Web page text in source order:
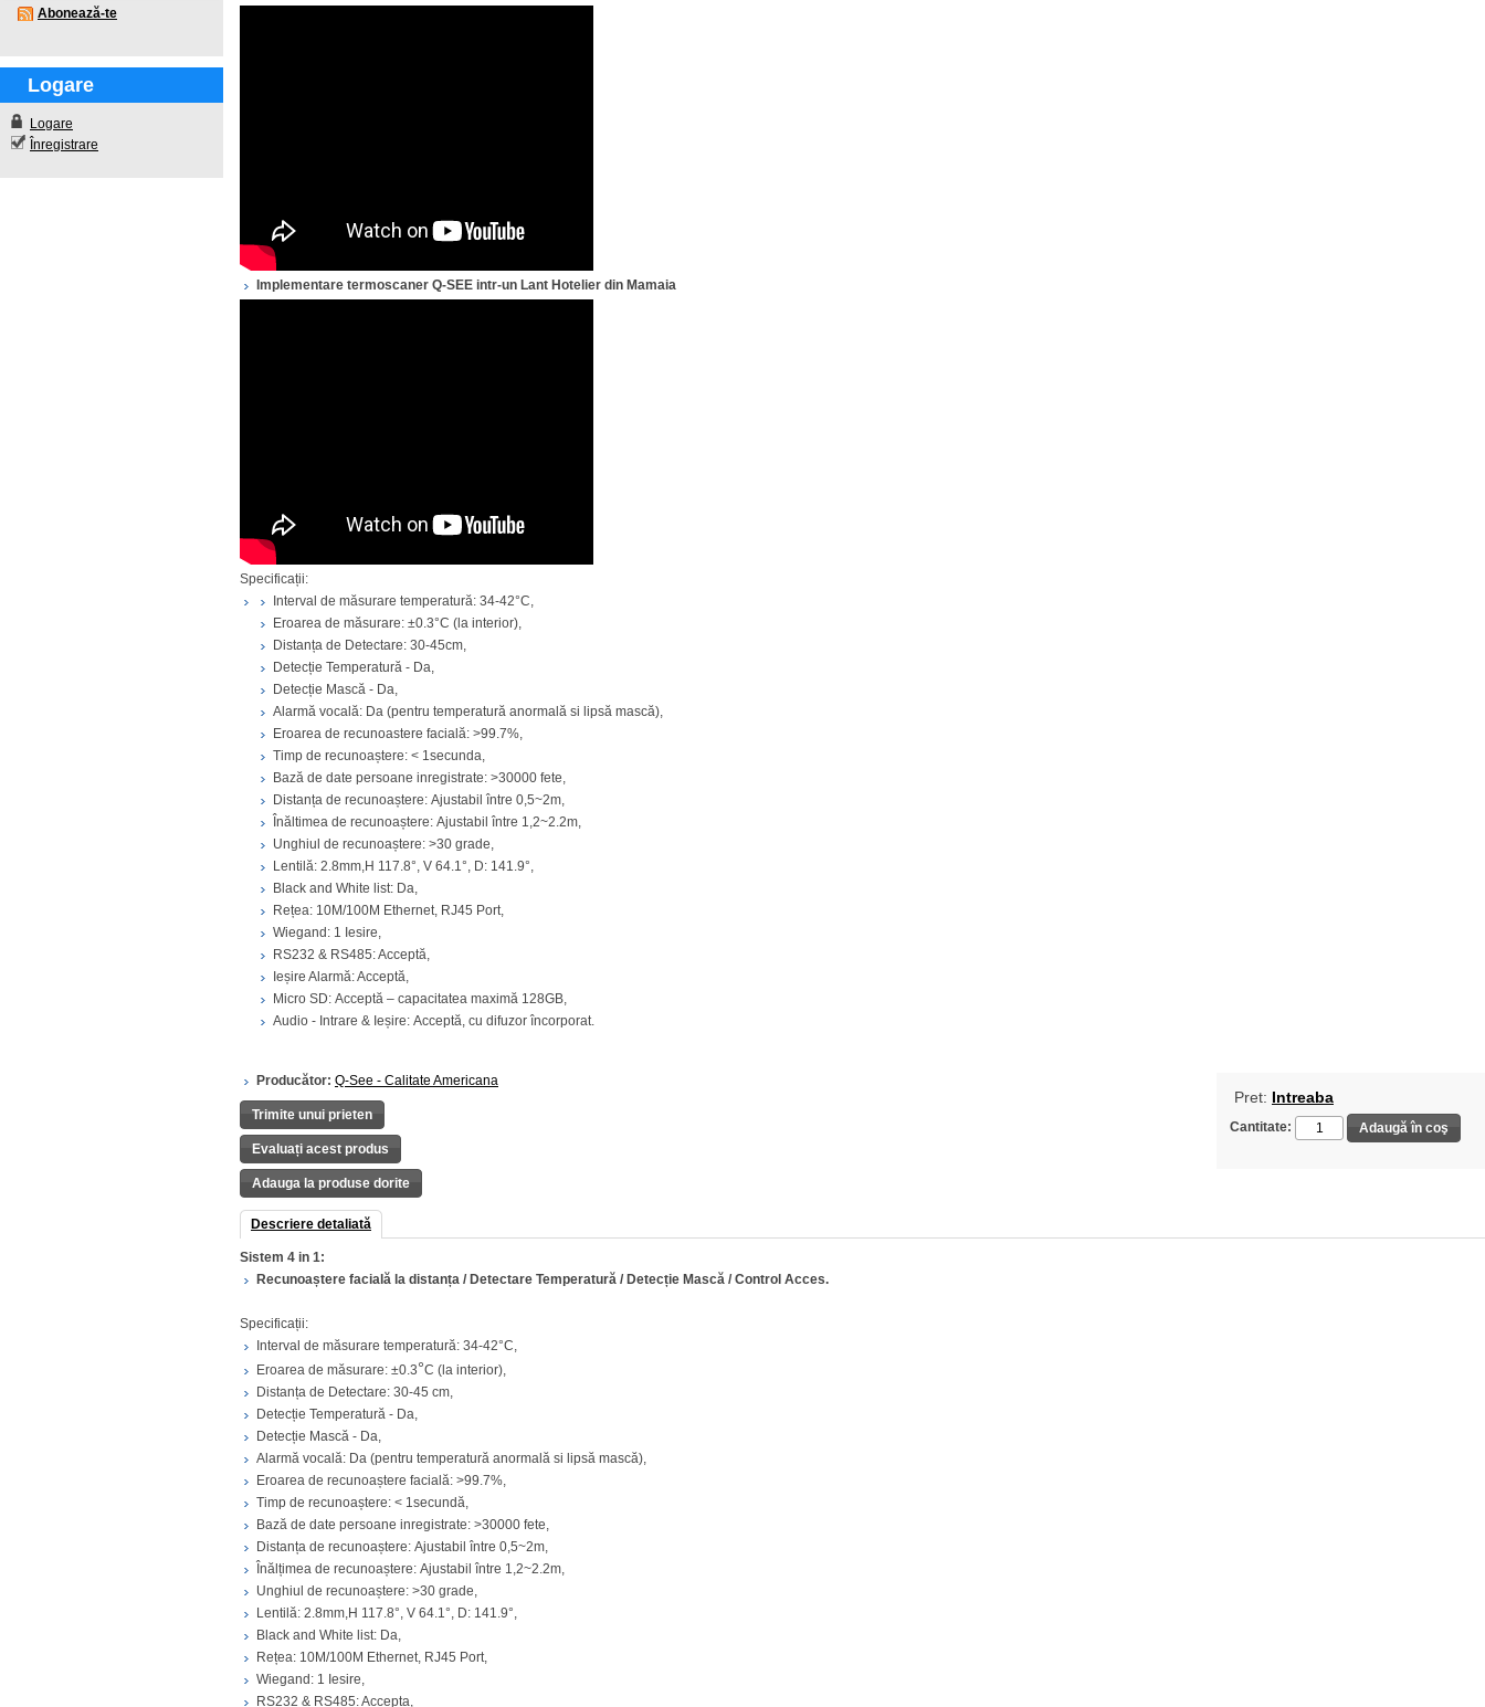
Abonează-te
Logare
Logare
Înregistrare
Implementare termoscaner Q-SEE intr-un Lant Hotelier din Mamaia
Specificații:
Interval de măsurare temperatură: 34-42°C,
Eroarea de măsurare: ±0.3°C (la interior),
Distanța de Detectare: 30-45cm,
Detecție Temperatură - Da,
Detecție Mască - Da,
Alarmă vocală: Da (pentru temperatură anormală si lipsă mască),
Eroarea de recunoastere facială: >99.7%,
Timp de recunoaștere: < 1secunda,
Bază de date persoane inregistrate: >30000 fete,
Distanța de recunoaștere: Ajustabil între 0,5~2m,
Înăltimea de recunoaștere: Ajustabil între 1,2~2.2m,
Unghiul de recunoaștere: >30 grade,
Lentilă: 2.8mm,H 117.8°, V 64.1°, D: 141.9°,
Black and White list: Da,
Rețea: 10M/100M Ethernet, RJ45 Port,
Wiegand: 1 Iesire,
RS232 & RS485: Acceptă,
Ieșire Alarmă: Acceptă,
Micro SD: Acceptă – capacitatea maximă 128GB,
Audio - Intrare & Ieșire: Acceptă, cu difuzor încorporat.
Producător: Q-See - Calitate Americana
Pret: Intreaba
Cantitate:
Trimite unui prieten
Evaluați acest produs
Adauga la produse dorite
Descriere detaliată
Sistem 4 in 1:
Recunoaștere facială la distanța / Detectare Temperatură / Detecție Mască / Control Acces.
Specificații:
Interval de măsurare temperatură: 34-42°C,
Eroarea de măsurare: ±0.3°C (la interior),
Distanța de Detectare: 30-45 cm,
Detecție Temperatură - Da,
Detecție Mască - Da,
Alarmă vocală: Da (pentru temperatură anormală si lipsă mască),
Eroarea de recunoaștere facială: >99.7%,
Timp de recunoaștere: < 1secundă,
Bază de date persoane inregistrate: >30000 fete,
Distanța de recunoaștere: Ajustabil între 0,5~2m,
Înălțimea de recunoaștere: Ajustabil între 1,2~2.2m,
Unghiul de recunoaștere: >30 grade,
Lentilă: 2.8mm,H 117.8°, V 64.1°, D: 141.9°,
Black and White list: Da,
Rețea: 10M/100M Ethernet, RJ45 Port,
Wiegand: 1 Iesire,
RS232 & RS485: Accepta,